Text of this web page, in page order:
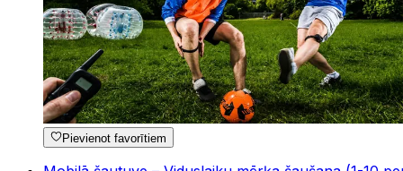
Pievienot favorītiem